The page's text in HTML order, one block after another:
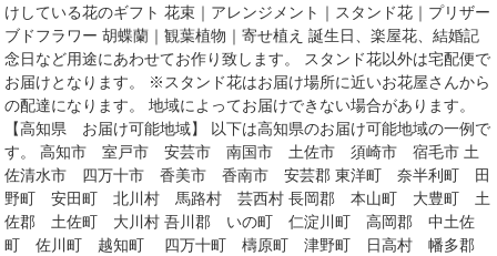
けしている花のギフト 花束｜アレンジメント｜スタンド花｜プリザー
ブドフラワー 胡蝶蘭｜観葉植物｜寄せ植え 誕生日、楽屋花、結婚記
念日など用途にあわせてお作り致します。 スタンド花以外は宅配便で
お届けとなります。 ※スタンド花はお届け場所に近いお花屋さんから
の配達になります。 地域によってお届けできない場合があります。
【高知県 お届け可能地域】 以下は高知県のお届け可能地域の一例で
す。 高知市 室戸市 安芸市 南国市 土佐市 須崎市 宿毛市 土
佐清水市 四万十市 香美市 香南市 安芸郡 東洋町 奈半利町 田
野町 安田町 北川村 馬路村 芸西村 長岡郡 本山町 大豊町 土
佐郡 土佐町 大川村 吾川郡 いの町 仁淀川町 高岡郡 中土佐
町 佐川町 越知町 四万十町 檮原町 津野町 日高村 幡多郡